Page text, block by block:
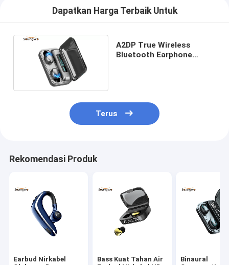
Dapatkan Harga Terbaik Untuk
A2DP True Wireless
Bluetooth Earphone
Terus
Rekomendasi Produk
Earbud Nirkabel
Bass Kuat Tahan Air
Binaural